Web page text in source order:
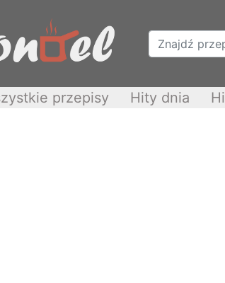
przepisy Hity dnia